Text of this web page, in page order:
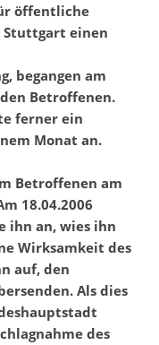
öffentliche
Stuttgart einen
begangen am
den Betroffenen.
ferner ein
Monat an.
Betroffenen am
18.04.2006
ihn an, wies ihn
Wirksamkeit des
auf, den
Als dies
des